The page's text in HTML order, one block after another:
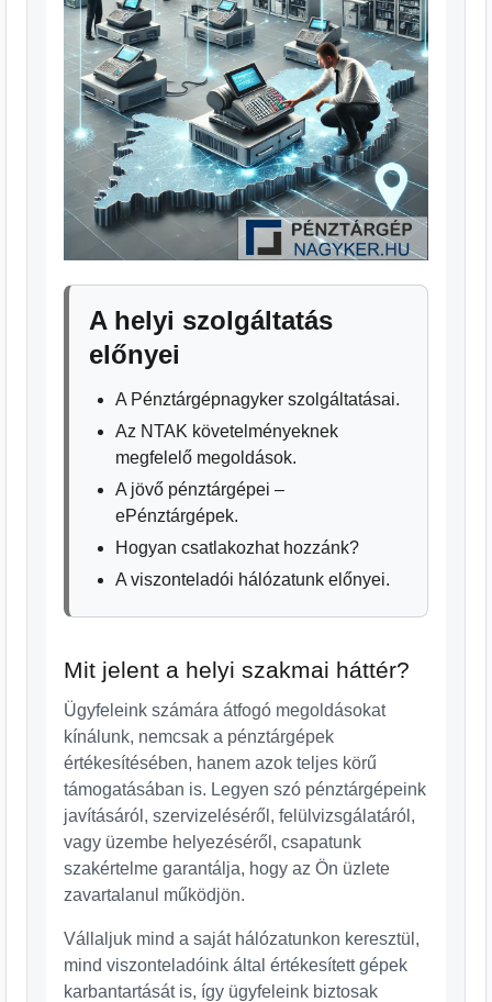
A helyi szolgáltatás
előnyei
A Pénztárgépnagyker szolgáltatásai.
Az NTAK követelményeknek
megfelelő megoldások.
A jövő pénztárgépei –
ePénztárgépek.
Hogyan csatlakozhat hozzánk?
A viszonteladói hálózatunk előnyei.
Mit jelent a helyi szakmai háttér?
Ügyfeleink számára átfogó megoldásokat
kínálunk, nemcsak a pénztárgépek
értékesítésében, hanem azok teljes körű
támogatásában is. Legyen szó pénztárgépeink
javításáról, szervizeléséről, felülvizsgálatáról,
vagy üzembe helyezéséről, csapatunk
szakértelme garantálja, hogy az Ön üzlete
zavartalanul működjön.
Vállaljuk mind a saját hálózatunkon keresztül,
mind viszonteladóink által értékesített gépek
karbantartását is, így ügyfeleink biztosak